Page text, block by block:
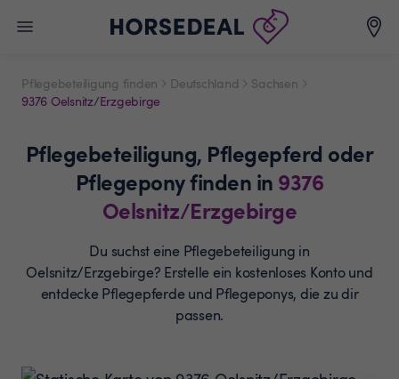
Pflegebeteiligung finden Deutschland
Sachsen
9376 Oelsnitz/Erzgebirge
Pflegebeteiligung, Pflegepferd oder
Pflegeponyfinden in 9376
Oelsnitz/Erzgebirge
Du suchst eine Pflegebeteiligung in
Oelsnitz/Erzgebirge? Erstelle ein kostenloses Konto und
entdecke Pflegepferde und Pflegeponys, die zu dir
passen.